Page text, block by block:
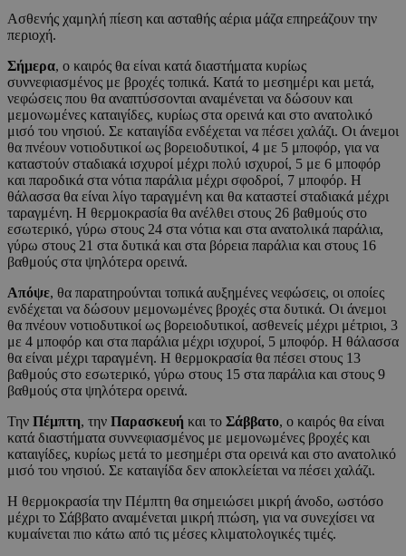
Ασθενής χαμηλή πίεση και ασταθής αέρια μάζα επηρεάζουν την
περιοχή.
Σήμερα, ο καιρός θα είναι κατά διαστήματα κυρίως
συννεφιασμένος με βροχές τοπικά. Κατά το μεσημέρι και μετά,
νεφώσεις που θα αναπτύσσονται αναμένεται να δώσουν και
μεμονωμένες καταιγίδες, κυρίως στα ορεινά και στο ανατολικό
μισό του νησιού. Σε καταιγίδα ενδέχεται να πέσει χαλάζι. Οι άνεμοι
θα πνέουν νοτιοδυτικοί ως βορειοδυτικοί, 4 με 5 μποφόρ, για να
καταστούν σταδιακά ισχυροί μέχρι πολύ ισχυροί, 5 με 6 μποφόρ
και παροδικά στα νότια παράλια μέχρι σφοδροί, 7 μποφόρ. Η
θάλασσα θα είναι λίγο ταραγμένη και θα καταστεί σταδιακά μέχρι
ταραγμένη. Η θερμοκρασία θα ανέλθει στους 26 βαθμούς στο
εσωτερικό, γύρω στους 24 στα νότια και στα ανατολικά παράλια,
γύρω στους 21 στα δυτικά και στα βόρεια παράλια και στους 16
βαθμούς στα ψηλότερα ορεινά.
Απόψε, θα παρατηρούνται τοπικά αυξημένες νεφώσεις, οι οποίες
ενδέχεται να δώσουν μεμονωμένες βροχές στα δυτικά. Οι άνεμοι
θα πνέουν νοτιοδυτικοί ως βορειοδυτικοί, ασθενείς μέχρι μέτριοι, 3
με 4 μποφόρ και στα παράλια μέχρι ισχυροί, 5 μποφόρ. Η θάλασσα
θα είναι μέχρι ταραγμένη. Η θερμοκρασία θα πέσει στους 13
βαθμούς στο εσωτερικό, γύρω στους 15 στα παράλια και στους 9
βαθμούς στα ψηλότερα ορεινά.
Την Πέμπτη, την Παρασκευή και το Σάββατο, ο καιρός θα είναι
κατά διαστήματα συννεφιασμένος με μεμονωμένες βροχές και
καταιγίδες, κυρίως μετά το μεσημέρι στα ορεινά και στο ανατολικό
μισό του νησιού. Σε καταιγίδα δεν αποκλείεται να πέσει χαλάζι.
Η θερμοκρασία την Πέμπτη θα σημειώσει μικρή άνοδο, ωστόσο
μέχρι το Σάββατο αναμένεται μικρή πτώση, για να συνεχίσει να
κυμαίνεται πιο κάτω από τις μέσες κλιματολογικές τιμές.